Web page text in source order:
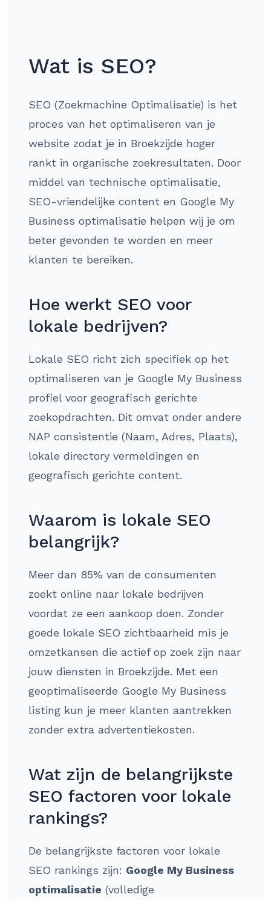
Wat is SEO?
SEO (Zoekmachine Optimalisatie) is het
proces van het optimaliseren van je
website zodat je in Broekzijde hoger
rankt in organische zoekresultaten. Door
middel van technische optimalisatie,
SEO-vriendelijke content en Google My
Business optimalisatie helpen wij je om
beter gevonden te worden en meer
klanten te bereiken.
Hoe werkt SEO voor
lokale bedrijven?
Lokale SEO richt zich specifiek op het
optimaliseren van je Google My Business
profiel voor geografisch gerichte
zoekopdrachten. Dit omvat onder andere
NAP consistentie (Naam, Adres, Plaats),
lokale directory vermeldingen en
geografisch gerichte content.
Waarom is lokale SEO
belangrijk?
Meer dan 85% van de consumenten
zoekt online naar lokale bedrijven
voordat ze een aankoop doen. Zonder
goede lokale SEO zichtbaarheid mis je
omzetkansen die actief op zoek zijn naar
jouw diensten in Broekzijde. Met een
geoptimaliseerde Google My Business
listing kun je meer klanten aantrekken
zonder extra advertentiekosten.
Wat zijn de belangrijkste
SEO factoren voor lokale
rankings?
De belangrijkste factoren voor lokale
SEO rankings zijn: Google My Business
optimalisatie (volledige